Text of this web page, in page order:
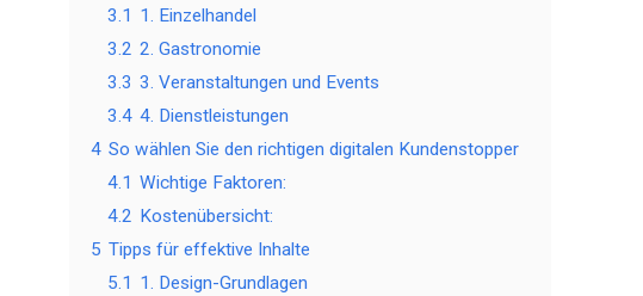
3.1 1. Einzelhandel
3.2 2. Gastronomie
3.3 3. Veranstaltungen und Events
3.4 4. Dienstleistungen
4 So wählen Sie den richtigen digitalen Kundenstopper
4.1 Wichtige Faktoren:
4.2 Kostenübersicht:
5 Tipps für effektive Inhalte
5.1 1. Design-Grundlagen